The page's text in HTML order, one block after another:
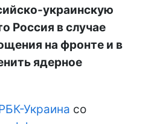
украинскую
Россия в случае
на фронте и в
ядерное
Украина со